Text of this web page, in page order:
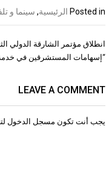
Posted in الرئيسية, سينما و
تصفّح
المقالات
انطلاق مؤتمر الشارقة الدولي
“إسهامات المستشرقين في خدمة
LEAVE A COMMENT
يجب أنت تكون مسجل الدخول